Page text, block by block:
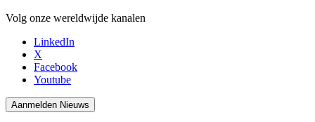
Volg onze wereldwijde kanalen
LinkedIn
X
Facebook
Youtube
Aanmelden Nieuws